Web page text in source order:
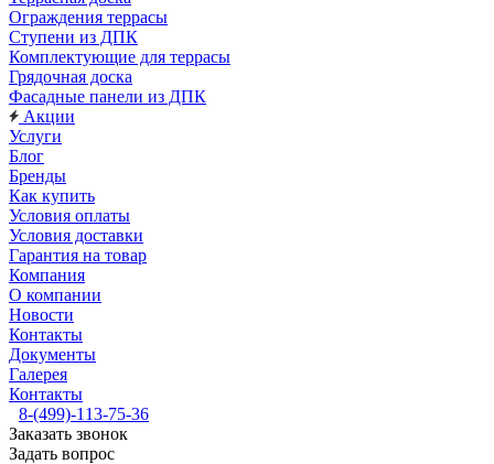
Ограждения террасы
Ступени из ДПК
Комплектующие для террасы
Грядочная доска
Фасадные панели из ДПК
Акции
Услуги
Блог
Бренды
Как купить
Условия оплаты
Условия доставки
Гарантия на товар
Компания
О компании
Новости
Контакты
Документы
Галерея
Контакты
8-(499)-113-75-36
Заказать звонок
Задать вопрос